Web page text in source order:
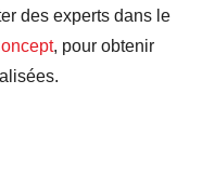
des experts dans le
, pour obtenir